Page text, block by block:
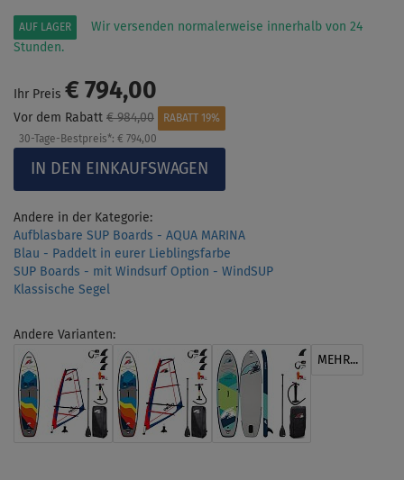
AUF LAGER
Wir versenden normalerweise innerhalb von 24
Stunden.
Ihr Preis € 794,00
Vor dem Rabatt € 984,00
RABATT 19%
30-Tage-Bestpreis*: € 794,00
Andere in der Kategorie:
Aufblasbare SUP Boards - AQUA MARINA
Blau - Paddelt in eurer Lieblingsfarbe
SUP Boards - mit Windsurf Option - WindSUP
Klassische Segel
Andere Varianten:
MEHR...